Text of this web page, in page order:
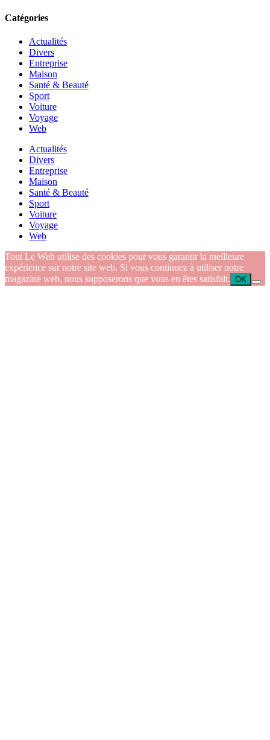
Catégories
Actualités
Divers
Entreprise
Maison
Santé & Beauté
Sport
Voiture
Voyage
Web
Actualités
Divers
Entreprise
Maison
Santé & Beauté
Sport
Voiture
Voyage
Web
Tout Le Web utilise des cookies pour vous garantir la meilleure
expérience sur notre site web. Si vous continuez à utiliser notre
magazine web, nous supposerons que vous en êtes satisfait. OK